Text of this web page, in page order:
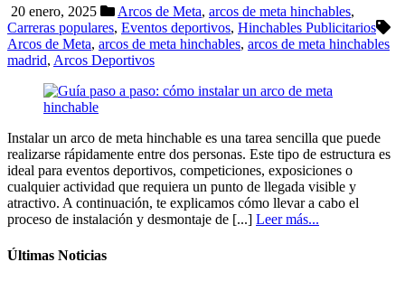
20 enero, 2025 Arcos de Meta, arcos de meta hinchables,
Carreras populares, Eventos deportivos, Hinchables Publicitarios
Arcos de Meta, arcos de meta hinchables, arcos de meta hinchables
madrid, Arcos Deportivos
Instalar un arco de meta hinchable es una tarea sencilla que puede
realizarse rápidamente entre dos personas. Este tipo de estructura es
ideal para eventos deportivos, competiciones, exposiciones o
cualquier actividad que requiera un punto de llegada visible y
atractivo. A continuación, te explicamos cómo llevar a cabo el
proceso de instalación y desmontaje de [...] Leer más...
Últimas Noticias